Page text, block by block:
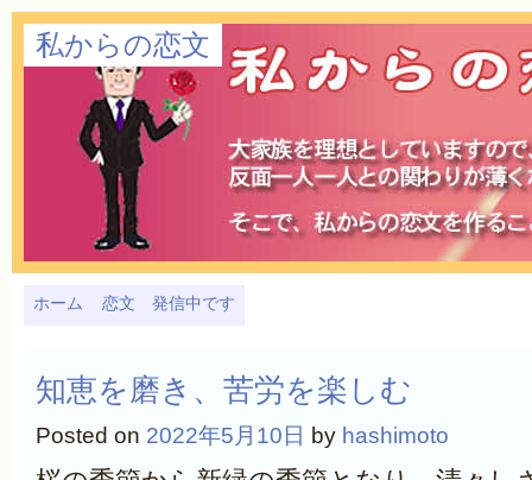
私からの恋文
ホーム 恋文 発信中です
知恵を磨き、苦労を楽しむ
Posted on 2022年5月10日 by hashimoto